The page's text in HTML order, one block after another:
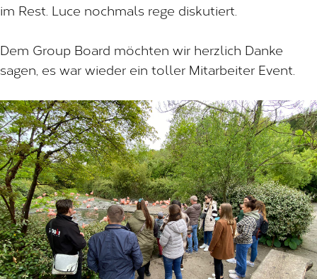
im Rest. Luce nochmals rege diskutiert.
Dem Group Board möchten wir herzlich Danke
sagen, es war wieder ein toller Mitarbeiter Event.